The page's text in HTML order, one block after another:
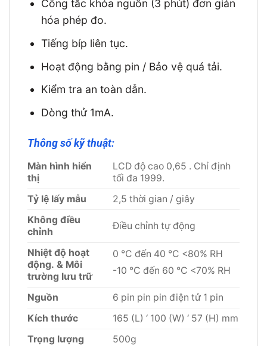
Công tắc khóa nguồn (3 phút) đơn giản
hóa phép đo.
Tiếng bíp liên tục.
Hoạt động bằng pin / Bảo vệ quá tải.
Kiểm tra an toàn dẫn.
Dòng thử 1mA.
Thông số kỹ thuật:
Màn hình hiển
thị
LCD độ cao 0,65 . Chỉ định
tối đa 1999.
Tỷ lệ lấy mẫu
2,5 thời gian / giây
Không điều
chỉnh
Điều chỉnh tự động
Nhiệt độ hoạt
động. & Môi
trường lưu trữ
0 ℃ đến 40 ℃ <80% RH
-10 ℃ đến 60 ℃ <70% RH
Nguồn
6 pin pin pin điện tử 1 pin
Kích thước
165 (L) ‘ 100 (W) ‘ 57 (H) mm
Trọng lượng
500g